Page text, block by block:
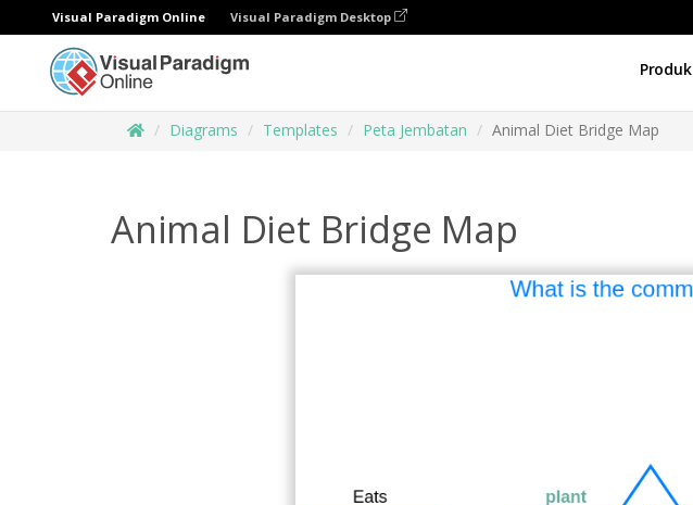
Visual Paradigm Online Visual Paradigm Desktop
Produk
Diagrams Templates Peta Jembatan Animal Diet Bridge Map
Animal Diet Bridge Map